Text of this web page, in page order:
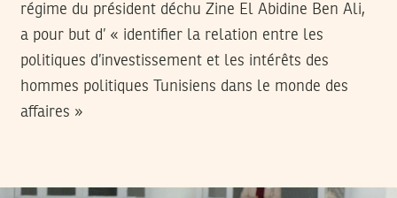
régime du président déchu Zine El Abidine Ben Ali,
a pour but d’ « identifier la relation entre les
politiques d’investissement et les intérêts des
hommes politiques Tunisiens dans le monde des
affaires »